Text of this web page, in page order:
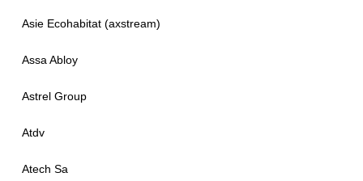
Asie Ecohabitat (axstream)
Assa Abloy
Astrel Group
Atdv
Atech Sa